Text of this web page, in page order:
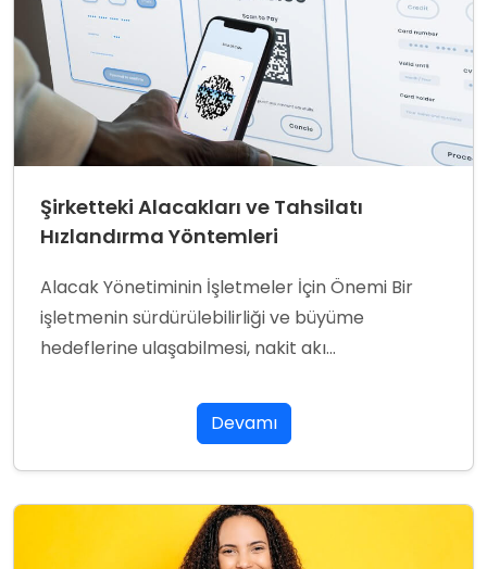
Şirketteki Alacakları ve Tahsilatı
Hızlandırma Yöntemleri
Alacak Yönetiminin İşletmeler İçin Önemi Bir
işletmenin sürdürülebilirliği ve büyüme
hedeflerine ulaşabilmesi, nakit akı...
Devamı